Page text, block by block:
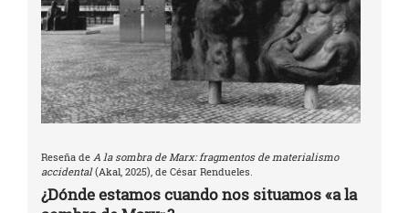
Reseña de A la sombra de Marx: fragmentos de materialismo
accidental(Akal, 2025), de César Rendueles.
¿Dónde estamos cuando nos situamos «a la